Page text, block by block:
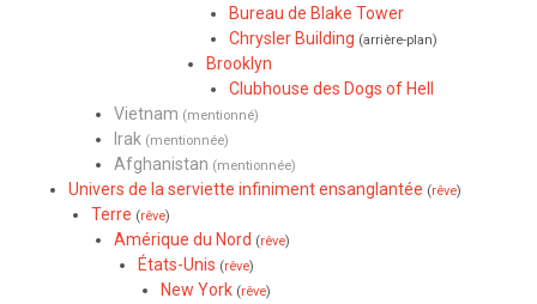
Bureau de Blake Tower
Chrysler Building (arrière-plan)
Brooklyn
Clubhouse des Dogs of Hell
Vietnam (mentionné)
Irak (mentionnée)
Afghanistan (mentionnée)
Univers de la serviette infiniment ensanglantée (rêve)
Terre (rêve)
Amérique du Nord (rêve)
États-Unis (rêve)
New York (rêve)